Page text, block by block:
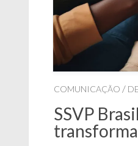
COMUNICAÇÃO /
SSVP